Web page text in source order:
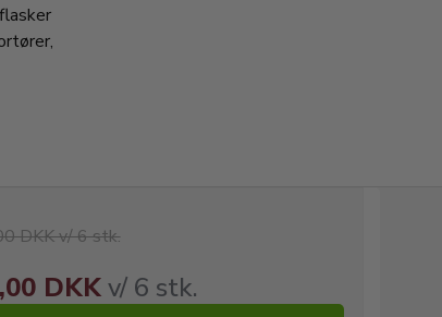
DKK v/ 6 stk.
DKKv/ 6 stk.